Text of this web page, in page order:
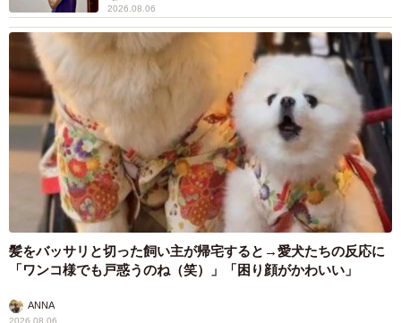
2026.08.06
髪をバッサリと切った飼い主が帰宅すると→愛犬たちの反応に
「ワンコ様でも戸惑うのね（笑）」「困り顔がかわいい」
ANNA
2026.08.06